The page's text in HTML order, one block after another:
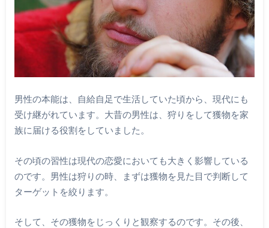
男性の本能は、自給自足で生活していた頃から、現代にも
受け継がれています。大昔の男性は、狩りをして獲物を家
族に届ける役割をしていました。
その頃の習性は現代の恋愛においても大きく影響している
のです。男性は狩りの時、まずは獲物を見た目で判断して
ターゲットを絞ります。
そして、その獲物をじっくりと観察するのです。その後、